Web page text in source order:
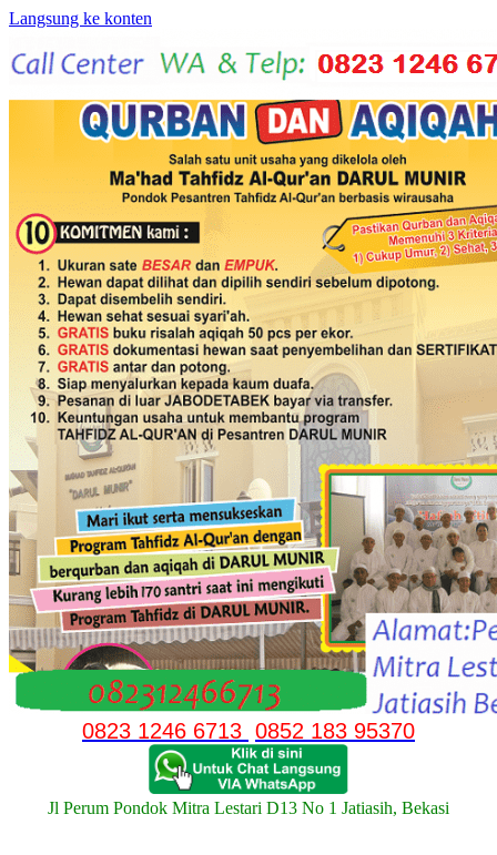
Langsung ke konten
0823 1246 6713 0852 183 95370
Jl Perum Pondok Mitra Lestari D13 No 1 Jatiasih, Bekasi